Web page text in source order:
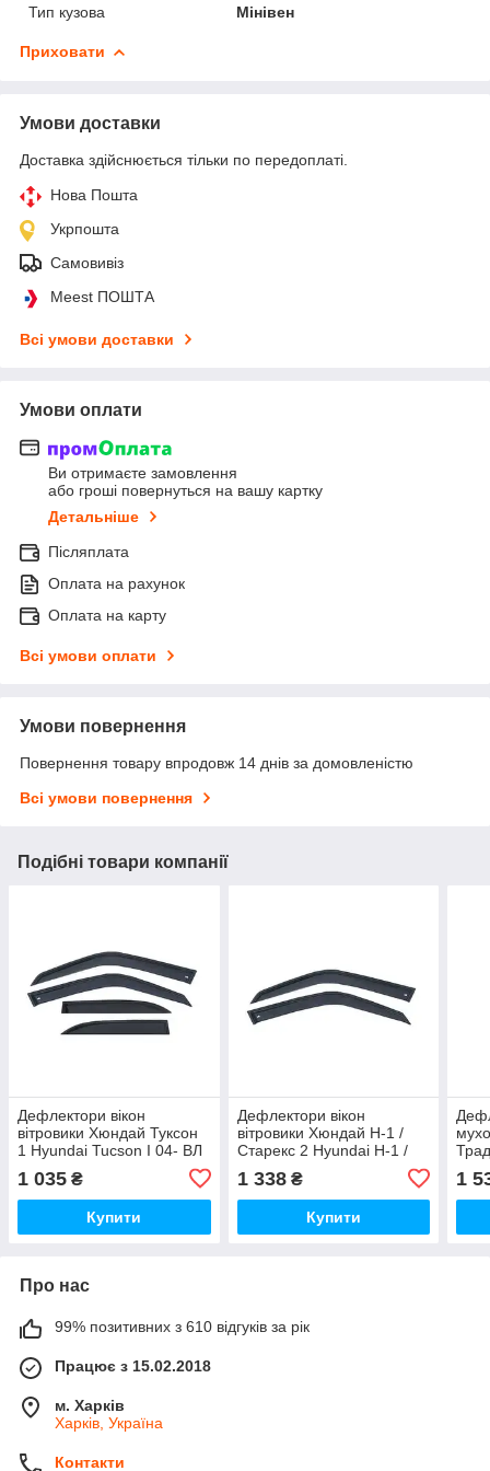
Тип кузова Мінівен
Приховати
Умови доставки
Доставка здійснюється тільки по передоплаті.
Нова Пошта
Укрпошта
Самовивіз
Meest ПОШТА
Всі умови доставки
Умови оплати
Ви отримаєте замовлення
або гроші повернуться на вашу картку
Детальніше
Післяплата
Оплата на рахунок
Оплата на карту
Всі умови оплати
Умови повернення
Повернення товару впродовж 14 днів за домовленістю
Всі умови повернення
Подібні товари компанії
Дефлектори вікон
вітровики Хюндай Туксон
1 Hyundai Tucson I 04- ВЛ
1 035 ₴
Купити
Дефлектори вікон
вітровики Хюндай Н-1 /
Старекс 2 Hyundai H-1 /
Starex II 08- ВЛ (Накладні)
1 338₴
Купити
1
Про нас
99% позитивних з 610 відгуків за рік
Працює з 15.02.2018
м. Харків
Харків, Україна
Контакти